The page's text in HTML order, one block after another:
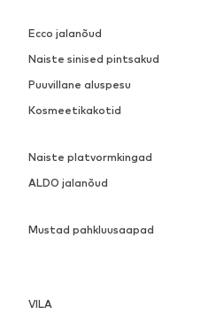
Ecco jalanõud
Naiste sinised pintsakud
Puuvillane aluspesu
Kosmeetikakotid
Naiste platvormkingad
ALDO jalanõud
Mustad pahkluusaapad
VILA